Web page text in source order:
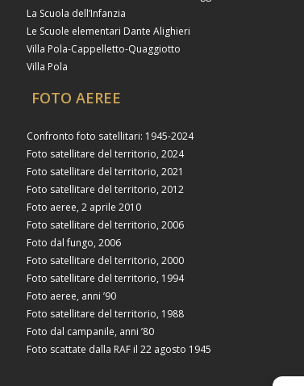
La Scuola dell’Infanzia
Le Scuole elementari Dante Alighieri
Villa Pola-Cappelletto-Quaggiotto
Villa Pola
FOTO AEREE
Confronto foto satellitari: 1945-2024
Foto satellitare del territorio, 2024
Foto satellitare del territorio, 2021
Foto satellitare del territorio, 2012
Foto aeree, 2 aprile 2010
Foto satellitare del territorio, 2006
Foto dal fungo, 2006
Foto satellitare del territorio, 2000
Foto satellitare del territorio, 1994
Foto aeree, anni ’90
Foto satellitare del territorio, 1988
Foto dal campanile, anni ’80
Foto scattate dalla RAF il 22 agosto 1945